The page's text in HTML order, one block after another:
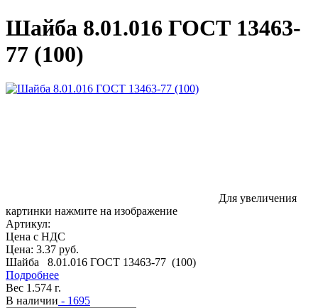
Шайба 8.01.016 ГОСТ 13463-
77 (100)
Для увеличения
картинки нажмите на изображение
Артикул:
Цена с НДС
Цена: 3.37 руб.
Шайба 8.01.016 ГОСТ 13463-77 (100)
Подробнее
Вес 1.574 г.
В наличии - 1695